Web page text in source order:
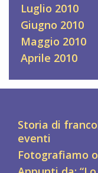
Luglio 2010
Giugno 2010
Maggio 2010
Aprile 2010
Storia di
eventi
Fotografiamo